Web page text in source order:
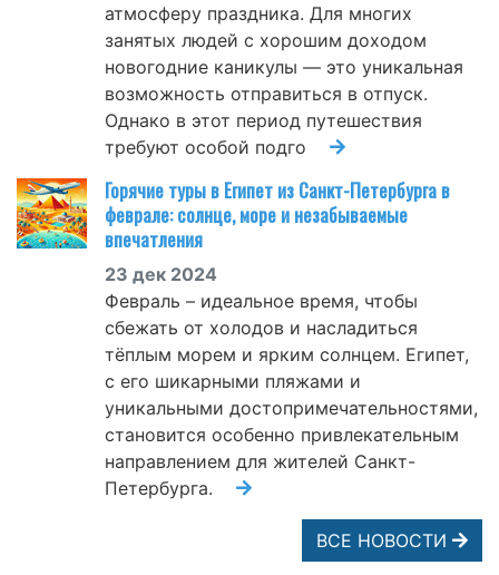
атмосферу праздника. Для многих
занятых людей с хорошим доходом
новогодние каникулы — это уникальная
возможность отправиться в отпуск.
Однако в этот период путешествия
требуют особой подго
Горячие туры в Египет из Санкт-Петербурга в
феврале: солнце, море и незабываемые
впечатления
23 дек 2024
Февраль – идеальное время, чтобы
сбежать от холодов и насладиться
тёплым морем и ярким солнцем. Египет,
с его шикарными пляжами и
уникальными достопримечательностями,
становится особенно привлекательным
направлением для жителей Санкт-
Петербурга.
ВСЕ НОВОСТИ